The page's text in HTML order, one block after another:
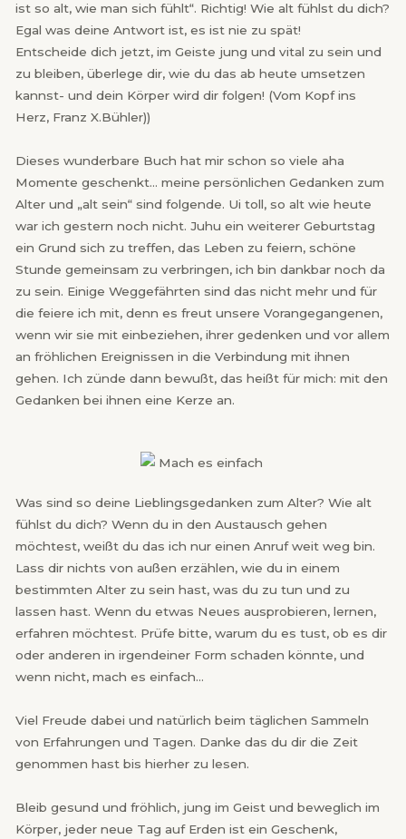
ist so alt, wie man sich fühlt“. Richtig! Wie alt fühlst du dich?
Egal was deine Antwort ist, es ist nie zu spät!
Entscheide dich jetzt, im Geiste jung und vital zu sein und
zu bleiben, überlege dir, wie du das ab heute umsetzen
kannst- und dein Körper wird dir folgen! (Vom Kopf ins
Herz, Franz X.Bühler))
Dieses wunderbare Buch hat mir schon so viele aha
Momente geschenkt… meine persönlichen Gedanken zum
Alter und „alt sein“ sind folgende. Ui toll, so alt wie heute
war ich gestern noch nicht. Juhu ein weiterer Geburtstag
ein Grund sich zu treffen, das Leben zu feiern, schöne
Stunde gemeinsam zu verbringen, ich bin dankbar noch da
zu sein. Einige Weggefährten sind das nicht mehr und für
die feiere ich mit, denn es freut unsere Vorangegangenen,
wenn wir sie mit einbeziehen, ihrer gedenken und vor allem
an fröhlichen Ereignissen in die Verbindung mit ihnen
gehen. Ich zünde dann bewußt, das heißt für mich: mit den
Gedanken bei ihnen eine Kerze an.
Was sind so deine Lieblingsgedanken zum Alter? Wie alt
fühlst du dich? Wenn du in den Austausch gehen
möchtest, weißt du das ich nur einen Anruf weit weg bin.
Lass dir nichts von außen erzählen, wie du in einem
bestimmten Alter zu sein hast, was du zu tun und zu
lassen hast. Wenn du etwas Neues ausprobieren, lernen,
erfahren möchtest. Prüfe bitte, warum du es tust, ob es dir
oder anderen in irgendeiner Form schaden könnte, und
wenn nicht, mach es einfach…
Viel Freude dabei und natürlich beim täglichen Sammeln
von Erfahrungen und Tagen. Danke das du dir die Zeit
genommen hast bis hierher zu lesen.
Bleib gesund und fröhlich, jung im Geist und beweglich im
Körper, jeder neue Tag auf Erden ist ein Geschenk,